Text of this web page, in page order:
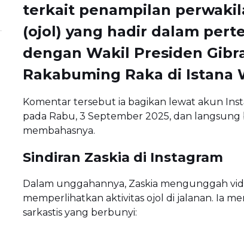
terkait penampilan
(ojol) yang hadir dalam
dengan Wakil Presiden
Rakabuming Raka di Istana
Komentar tersebut ia bagikan lewat akun
pada Rabu, 3 September 2025, dan
membahasnya.
Sindiran Zaskia di Instagram
Dalam unggahannya, Zaskia mengunggah
memperlihatkan aktivitas ojol di jalanan. Ia
sarkastis yang berbunyi: